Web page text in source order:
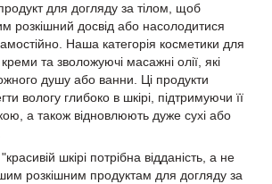
для догляду за тілом, щоб
розкішний досвід або насолодитися
Наша категорія косметики для
та зволожуючі масажні олії, які
душу або ванни. Ці продукти
вологу глибоко в шкірі, підтримуючи її
а також відновлюють дуже сухі або
шкірі потрібна відданість, а не
розкішним продуктам для догляду за